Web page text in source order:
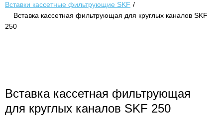
Вставки кассетные фильтрующие SKF
Вставка кассетная фильтрующая для круглых каналов SKF
250
Вставка кассетная фильтрующая
для круглых каналов SKF 250